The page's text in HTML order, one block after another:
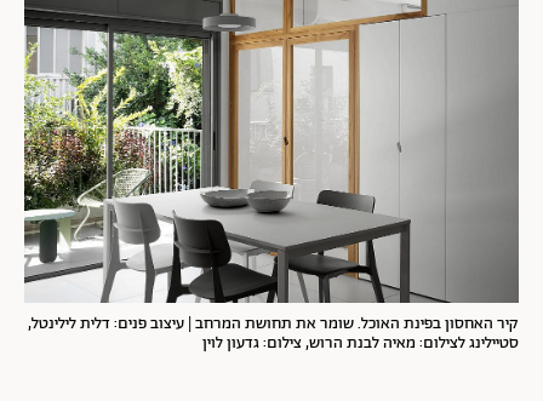
קיר האחסון בפינת האוכל. שומר את תחושת המרחב | עיצוב פנים: דלית לילינטל,
סטיילינג לצילום: מאיה לבנת הרוש, צילום: גדעון לוין